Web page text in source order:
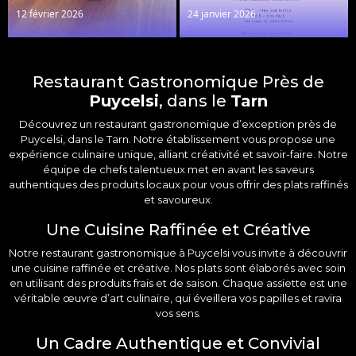
12 février 2026 24 janvier 2026
Restaurant Gastronomique Près de
Puycelsi, dans le Tarn
Découvrez un restaurant gastronomique d’exception près de
Puycelsi , dans leTarn . Notre établissement vous propose une
expérience culinaire unique, alliant créativité et savoir-faire. Notre
équipe de chefs talentueux met en avant les saveurs
authentiques des produits locaux pour vous offrir des plats raffinés
et savoureux.
Une Cuisine Raffinée et Créative
Notre restaurant gastronomique à Puycelsi vous invite à découvrir
une cuisine raffinée et créative. Nos plats sont élaborés avec soin
en utilisant des produits frais et de saison . Chaque assiette est une
véritable œuvre d’art culinaire, qui éveillera vos papilles et ravira
vos sens.
Un Cadre Authentique et Convivial